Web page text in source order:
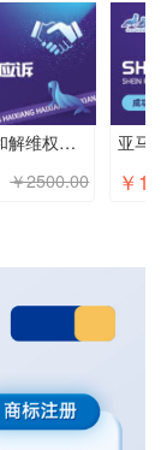
美国TRO侵权和解维权应诉
￥2500.00
￥